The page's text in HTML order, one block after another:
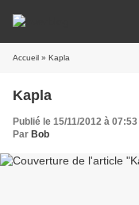
Accueil » Kapla
Kapla
Publié le 15/11/2012 à 07:53
Par Bob